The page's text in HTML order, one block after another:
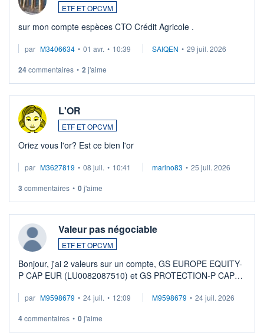
ETF ET OPCVM
sur mon compte espèces CTO Crédit Agricole .
par M3406634 • 01 avr. • 10:39 SAIQEN • 29 juil. 2026
24commentaires • 2 j'aime
L'OR
ETF ET OPCVM
Oriez vous l'or? Est ce bien l'or
par M3627819 • 08 juil. • 10:41 marino83 • 25 juil. 2026
3 commentaires • 0j'aime
Valeur pas négociable
ETF ET OPCVM
Bonjour, j'ai 2 valeurs sur un compte, GS EUROPE EQUITY-
P CAP EUR (LU0082087510) et GS PROTECTION-P CAP
veux procéder à la vente, on me signale ...
par M9598679 • 24 juil. • 12:09 M9598679 • 24 juil. 2026
4commentaires • 0j'aime